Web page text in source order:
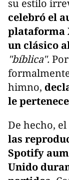
su estilo
celebró el
plataforma
un clásico
"bíblica".
himno,
le
De hecho,
las
Spotify
Unido